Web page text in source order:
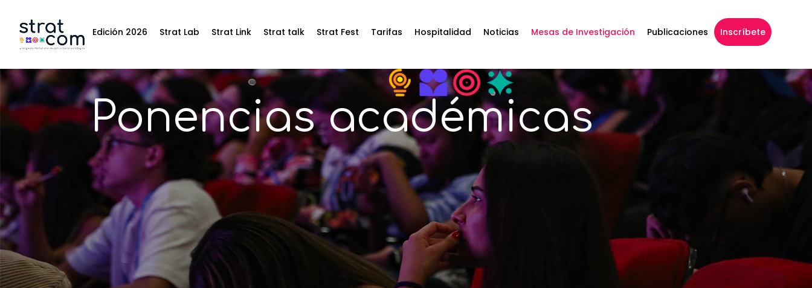
Edición 2026 Strat Lab Strat Link Strat talk Strat Fest Tarifas Hospitalidad Noticias Mesas de Investigación Publicaciones Inscríbete
Ponencias académicas